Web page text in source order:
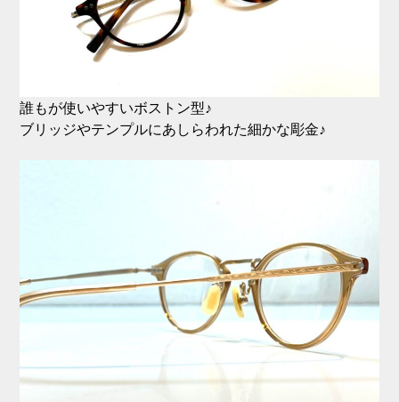
誰もが使いやすいボストン型♪
ブリッジやテンプルにあしらわれた細かな彫金♪